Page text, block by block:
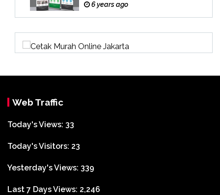
6 years ago
Web Traffic
Today's Views: 33
Today's Visitors: 23
Yesterday's Views: 339
Last 7 Days Views: 2,246